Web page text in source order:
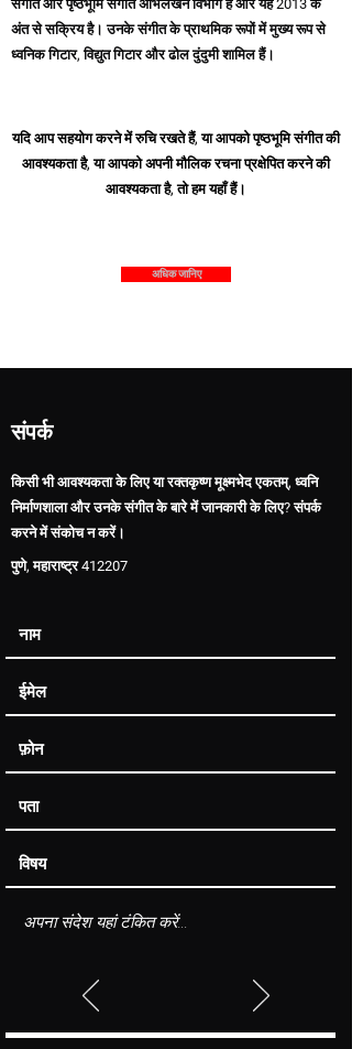
संगीतऔर पृष्ठभूमि संगीतअभिलेखनविभाग है और यह 2013 के
अंत से सक्रिय है। उनके संगीत के प्राथमिक रूपों में मुख्य रूप से
ध्वनिक गिटार, विद्युत गिटार और ढोल दुंदुमी शामिल हैं।
यदि आप सहयोग करने में रुचि रखते हैं, या आपको पृष्ठभूमि संगीत की
आवश्यकता है, या आपको अपनी मौलिक रचना प्रक्षेपित करने की
आवश्यकता है, तो हम यहाँ हैं।
अधिक जानिए
प्रामाणिक ध्वनि
संपर्क
किसी भी आवश्यकता के लिए यारक्तकृष्ण मूक्ष्मभेद एकतम्, ध्वनि
निर्माणशाला और उनके संगीत के बारे में जानकारी के लिए? संपर्क
करने में संकोच न करें।
पुणे, महाराष्ट्र 412207